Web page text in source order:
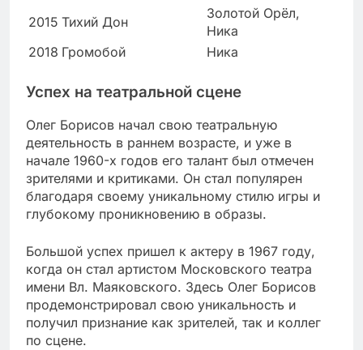
2015 Тихий Дон
Золотой Орёл,
Ника
2018 Громобой Ника
Успех на театральной сцене
Олег Борисов начал свою театральную
деятельность в раннем возрасте, и уже в
начале 1960-х годов его талант был отмечен
зрителями и критиками. Он стал популярен
благодаря своему уникальному стилю игры и
глубокому проникновению в образы.
Большой успех пришел к актеру в 1967 году,
когда он стал артистом Московского театра
имени Вл. Маяковского. Здесь Олег Борисов
продемонстрировал свою уникальность и
получил признание как зрителей, так и коллег
по сцене.